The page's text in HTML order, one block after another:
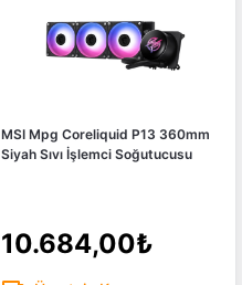
MSI Mpg Coreliquid P13 360mm
Siyah Sıvı İşlemci Soğutucusu
10.684,00₺